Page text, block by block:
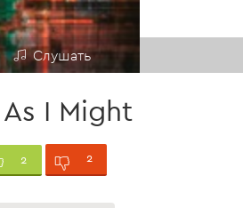
Слушать
I Might
2 2